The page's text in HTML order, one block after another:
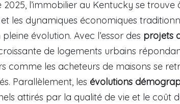
2025, l’immobilier au Kentucky se
et les dynamiques économiques
évolution. Avec l’essor des projets
de logements urbains
comme les acheteurs de maisons se
Parallèlement, les évolutions
attirés par la qualité de vie et le coût